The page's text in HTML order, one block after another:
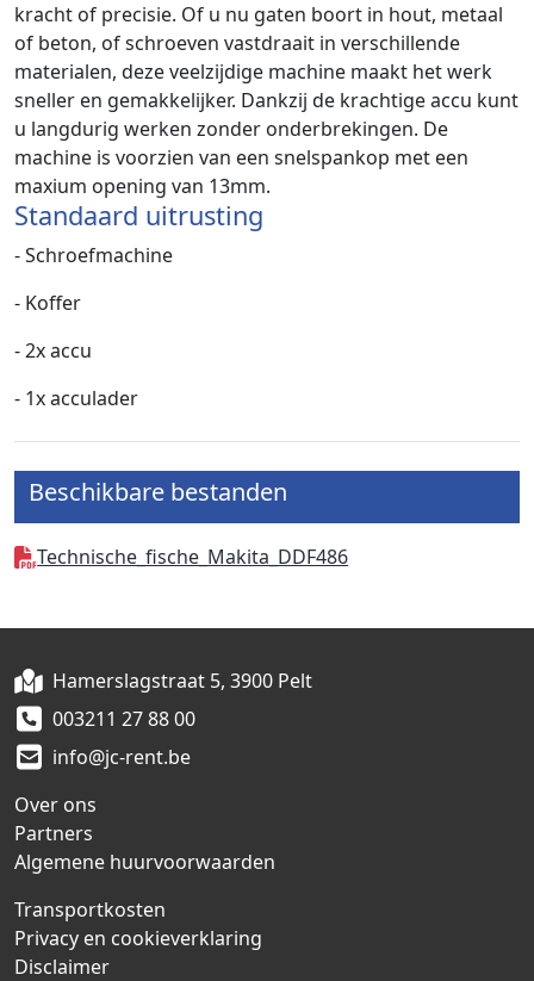
kracht of precisie. Of u nu gaten boort in hout, metaal
of beton, of schroeven vastdraait in verschillende
materialen, deze veelzijdige machine maakt het werk
sneller en gemakkelijker. Dankzij de krachtige accu kunt
u langdurig werken zonder onderbrekingen. De
machine is voorzien van een snelspankop met een
maxium opening van 13mm.
Standaard uitrusting
- Schroefmachine
- Koffer
- 2x accu
- 1x acculader
Beschikbare bestanden
Technische_fische_Makita_DDF486
Hamerslagstraat 5, 3900 Pelt
003211 27 88 00
info@jc-rent.be
Over ons
Partners
Algemene huurvoorwaarden
Transportkosten
Privacy en cookieverklaring
Disclaimer